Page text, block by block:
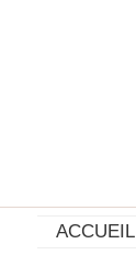
ACCUEIL